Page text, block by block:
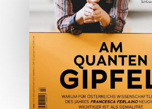
JETZT BESTELLEN
ONLINE LESEN